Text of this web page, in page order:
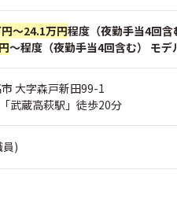
～24.1万円程度（夜勤手当4回含
～程度（夜勤手当4回含む） モデ
大字森戸新田99-1
武蔵高萩駅」徒歩20分
員)